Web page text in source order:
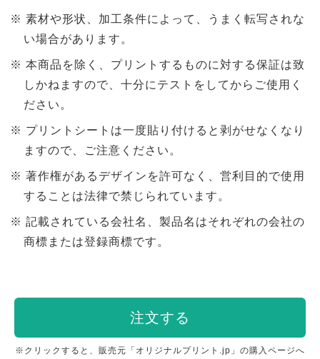
素材や形状、加工条件によって、うまく転写されな
い場合があります。
本商品を除く、プリントするものに対する保証は致
しかねますので、十分にテストをしてからご使用く
ださい。
プリントシートは一度貼り付けると剥がせなくなり
ますので、ご注意ください。
著作権があるデザインを許可なく、営利目的で使用
することは法律で禁じられています。
記載されている会社名、製品名はそれぞれの会社の
商標または登録商標です。
注文する
※クリックすると、販売元「オリジナルプリント.jp」の購入ページへ